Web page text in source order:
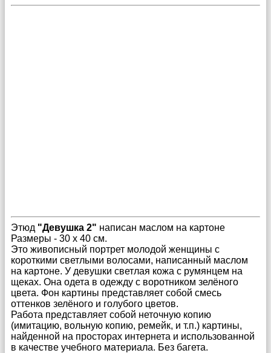
Этюд "Девушка 2" написан маслом на картоне
Размеры - 30 х 40 см.
Это живописный портрет молодой женщины с
короткими светлыми волосами, написанный маслом
на картоне. У девушки светлая кожа с румянцем на
щеках. Она одета в одежду с воротником зелёного
цвета. Фон картины представляет собой смесь
оттенков зелёного и голубого цветов.
Работа представляет собой неточную копию
(имитацию, вольную копию, ремейк, и т.п.) картины,
найденной на просторах интернета и использованной
в качестве учебного материала. Без багета.